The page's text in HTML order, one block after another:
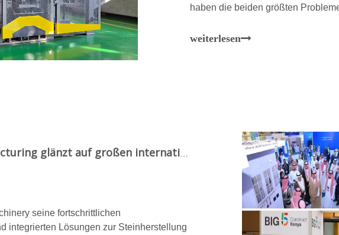
haben die beiden größten
weiterlesen
Qunfeng Intelligent Manufacturing glänzt auf großen internationalen Ausstellungen im Ausland und erregt mit fortschrittlicher Ausrüstung und professionellen Lösungen weltweite Aufmerksamkeit
seine fortschrittlichen
integrierten Lösungen zur Steinherstellung